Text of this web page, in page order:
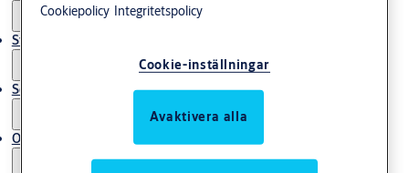
Stories
Service
Om oss
Cookiepolicy Integritetspolicy
Cookie-inställningar
Avaktivera alla